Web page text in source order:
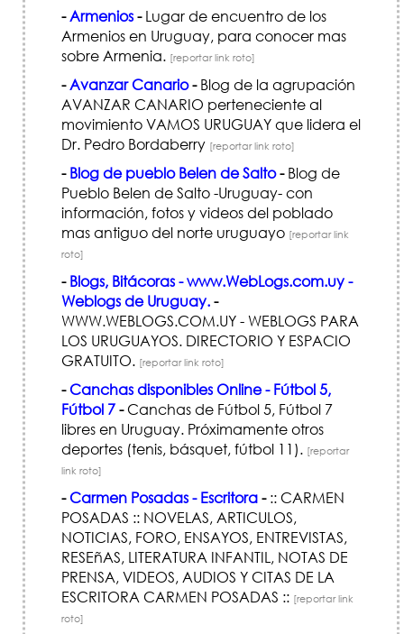
-Armenios-Lugar de encuentro de los
Armenios en Uruguay, para conocer mas
sobre Armenia. [reportar link roto]
-Avanzar Canario-Blog de la agrupación
AVANZAR CANARIO perteneciente al
movimiento VAMOS URUGUAY que lidera el
Dr. Pedro Bordaberry [reportar link roto]
- Blog de pueblo Belen de Salto-Blog de
Pueblo Belen de Salto -Uruguay- con
información, fotos y videos del poblado
mas antiguo del norte uruguayo [reportar link
roto]
- Blogs, Bitácoras - www.WebLogs.com.uy -
Weblogs de Uruguay.-
WWW.WEBLOGS.COM.UY - WEBLOGS PARA
LOS URUGUAYOS. DIRECTORIO Y ESPACIO
GRATUITO. [reportar link roto]
-Canchas disponibles Online - Fútbol 5,
Fútbol 7-Canchas de Fútbol 5, Fútbol 7
libres en Uruguay. Próximamente otros
deportes (tenis, básquet, fútbol 11). [reportar
link roto]
-Carmen Posadas - Escritora-:: CARMEN
POSADAS :: NOVELAS, ARTICULOS,
NOTICIAS, FORO, ENSAYOS, ENTREVISTAS,
RESEñAS, LITERATURA INFANTIL, NOTAS DE
PRENSA, VIDEOS, AUDIOS Y CITAS DE LA
ESCRITORA CARMEN POSADAS :: [reportar link
roto]